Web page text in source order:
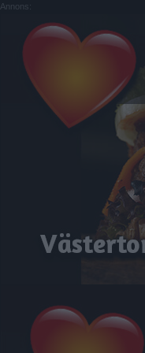
Annons: